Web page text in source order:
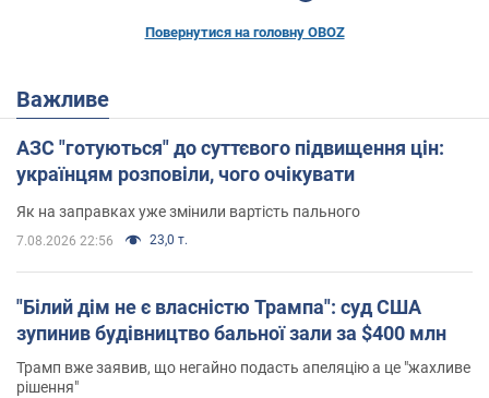
Повернутися на головну OBOZ
Важливе
АЗС "готуються" до суттєвого підвищення цін:
українцям розповіли, чого очікувати
Як на заправках уже змінили вартість пального
7.08.2026 22:56 23,0 т.
"Білий дім не є власністю Трампа": суд США
зупинив будівництво бальної зали за $400 млн
Трамп вже заявив, що негайно подасть апеляцію а це "жахливе
рішення"